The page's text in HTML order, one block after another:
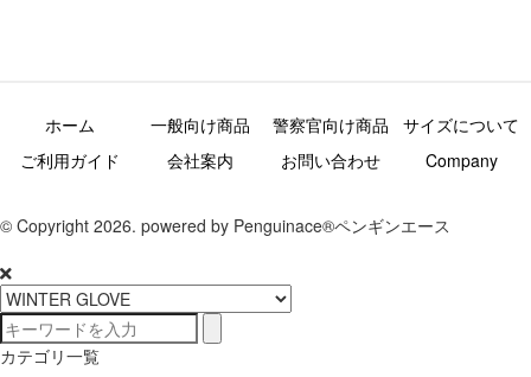
ホーム 一般向け商品 警察官向け商品
サイズについて
ご利用ガイド
会社案内 お問い合わせ Company
© Copyright 2026. powered by Penguinace®ペンギンエース
カテゴリ一覧